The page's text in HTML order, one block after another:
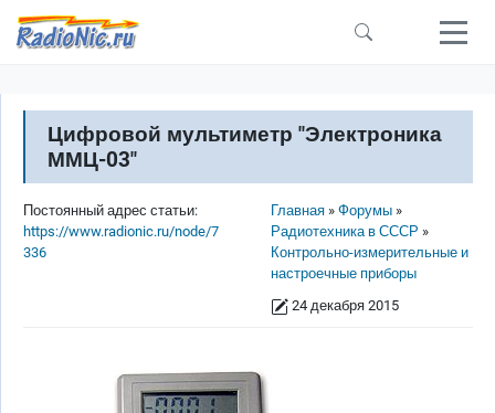
Перейти к основному содержанию
Цифровой мультиметр "Электроника
ММЦ-03"
Строка навигации
Главная
Форумы
Радиотехника в СССР
Контрольно-измерительные и
настроечные приборы
24 декабря 2015
Постоянный адрес статьи:
https://www.radionic.ru/node/7
336